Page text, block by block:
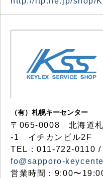
（有）札幌キーセンター
〒065-0008 北海道札
-1 イチカンビル2F
TEL：011-722-0110
fo@sapporo-
営業時間：9:00〜